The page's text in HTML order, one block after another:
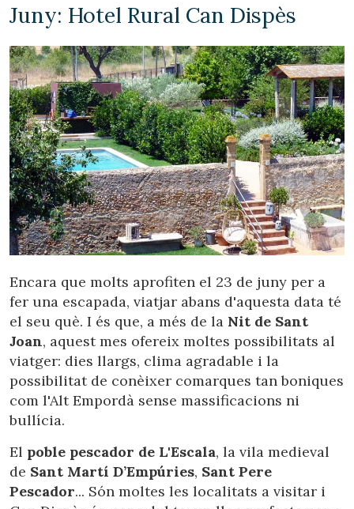
Juny: Hotel Rural Can Dispès
Encara que molts aprofiten el 23 de juny per a
fer una escapada, viatjar abans d'aquesta data té
el seu què. I és que, a més de la Nit de Sant
Joan, aquest mes ofereix moltes possibilitats al
viatger: dies llargs, clima agradable i la
possibilitat de conèixer comarques tan boniques
com l'Alt Empordà sense massificacions ni
bullícia.
El poble pescador de L'Escala, la vila medieval
de Sant Martí D’Empúries, Sant Pere
Pescador... Són moltes les localitats a visitar i